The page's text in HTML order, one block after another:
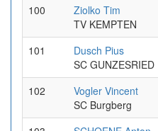
100
Ziolko Tim
TV KEMPTEN
101
Dusch Pius
SC GUNZESRIED
102
Vogler Vincent
SC Burgberg